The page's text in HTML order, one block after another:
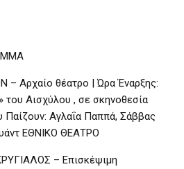
– Αρχαίο θέατρο | Ώρα Έναρξης:
του Αισχύλου , σε σκηνοθεσία
Αγλαΐα Παππά, Σάββας
ΕΘΝΙΚΟ ΘΕΑΤΡΟ
– Επισκέψιμη